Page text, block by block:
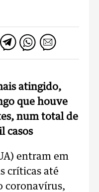
atingido,
que houve
num total de
casos
entram em
críticas até
coronavírus,